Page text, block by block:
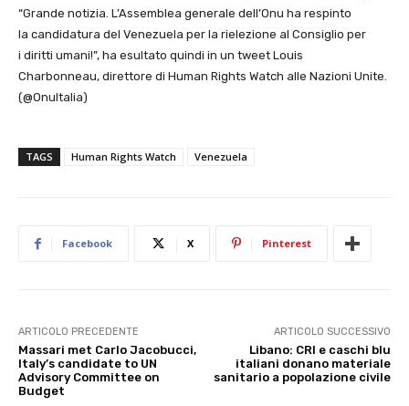
“Grande notizia. L’Assemblea generale dell’Onu ha respinto
la candidatura del Venezuela per la rielezione al Consiglio per
i diritti umani!”, ha esultato quindi in un tweet Louis
Charbonneau, direttore di Human Rights Watch alle Nazioni Unite.
(@OnuItalia)
TAGS Human Rights Watch Venezuela
Facebook X Pinterest
ARTICOLO PRECEDENTE
Massari met Carlo Jacobucci,
Italy’s candidate to UN
Advisory Committee on
Budget
ARTICOLO SUCCESSIVO
Libano: CRI e caschi blu
italiani donano materiale
sanitario a popolazione civile